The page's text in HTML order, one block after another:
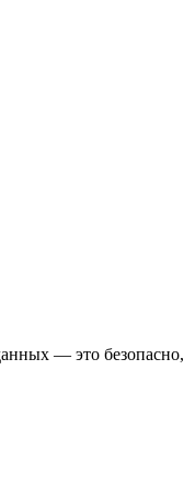
— это безопасно,